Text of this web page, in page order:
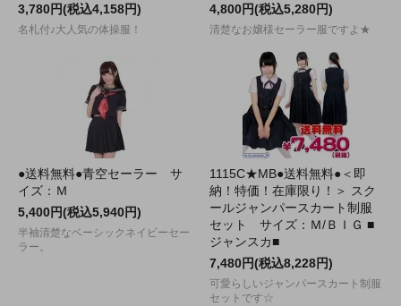
3,780円(税込4,158円)
名札付♪大人気の体操服！
4,800円(税込5,280円)
清楚なお嬢様セーラー服ですよ★
●送料無料●青空セーラー サ
イズ：Ｍ
5,400円(税込5,940円)
半袖清楚なベーシックネイビーセー
ラー。
1115C★MB●送料無料●＜即
納！特価！在庫限り！＞ スク
ールジャンパースカート制服
セット サイズ：Ｍ/ＢＩＧ ■
ジャンスカ■
7,480円(税込8,228円)
可愛らしいジャンパースカート制服
セットです☆